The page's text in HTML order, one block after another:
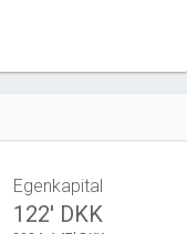
Egenkapital
122' DKK